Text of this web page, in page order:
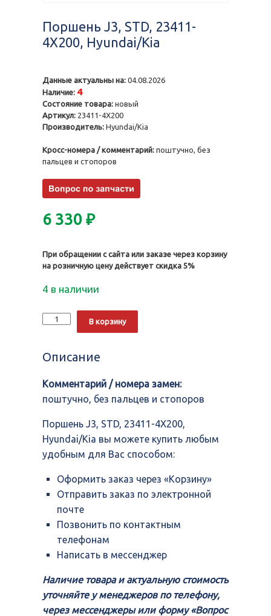
Поршень J3, STD, 23411-
4X200, Hyundai/Kia
Данные актуальны на: 04.08.2026
Наличие: 4
Состояние товара: новый
Артикул: 23411-4X200
Производитель: Hyundai/Kia
Кросс-номера / комментарий: поштучно, без
пальцев и стопоров
6 330 ₽
При обращении с сайта или заказе через корзину
на розничную цену действует скидка 5%
4 в наличии
Количество
Поршень
23411-
Hyundai/Kia
В корзину
Описание
Комментарий / номера замен:
поштучно, без пальцев и стопоров
Поршень J3, STD, 23411-4X200,
Hyundai/Kia вы можете купить любым
удобным для Вас способом:
Оформить заказ через «Корзину»
Отправить заказ по электронной
почте
Позвонить по контактным
телефонам
Написать в мессенджер
Наличие товара и актуальную стоимость
уточняйте у менеджеров по телефону,
через мессенджеры или форму «Вопрос